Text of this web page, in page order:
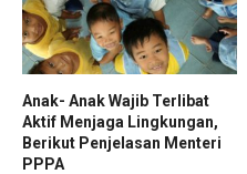
Anak- Anak Wajib Terlibat
Aktif Menjaga Lingkungan,
Berikut Penjelasan Menteri
PPPA